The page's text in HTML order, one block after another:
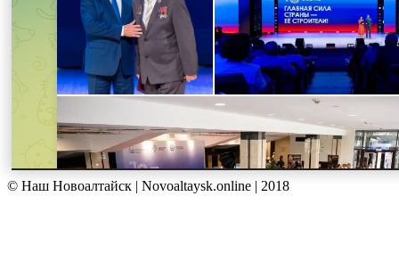
© Наш Новоалтайск | Novoaltaysk.online | 2018